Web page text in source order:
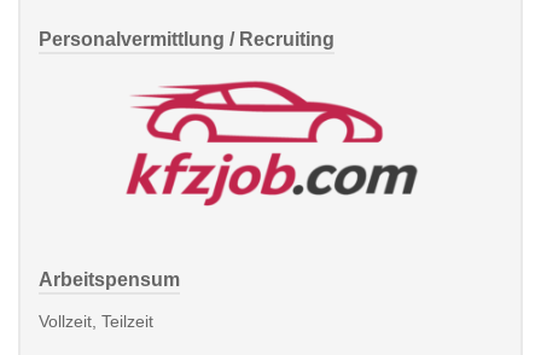
Personalvermittlung / Recruiting
Arbeitspensum
Vollzeit, Teilzeit